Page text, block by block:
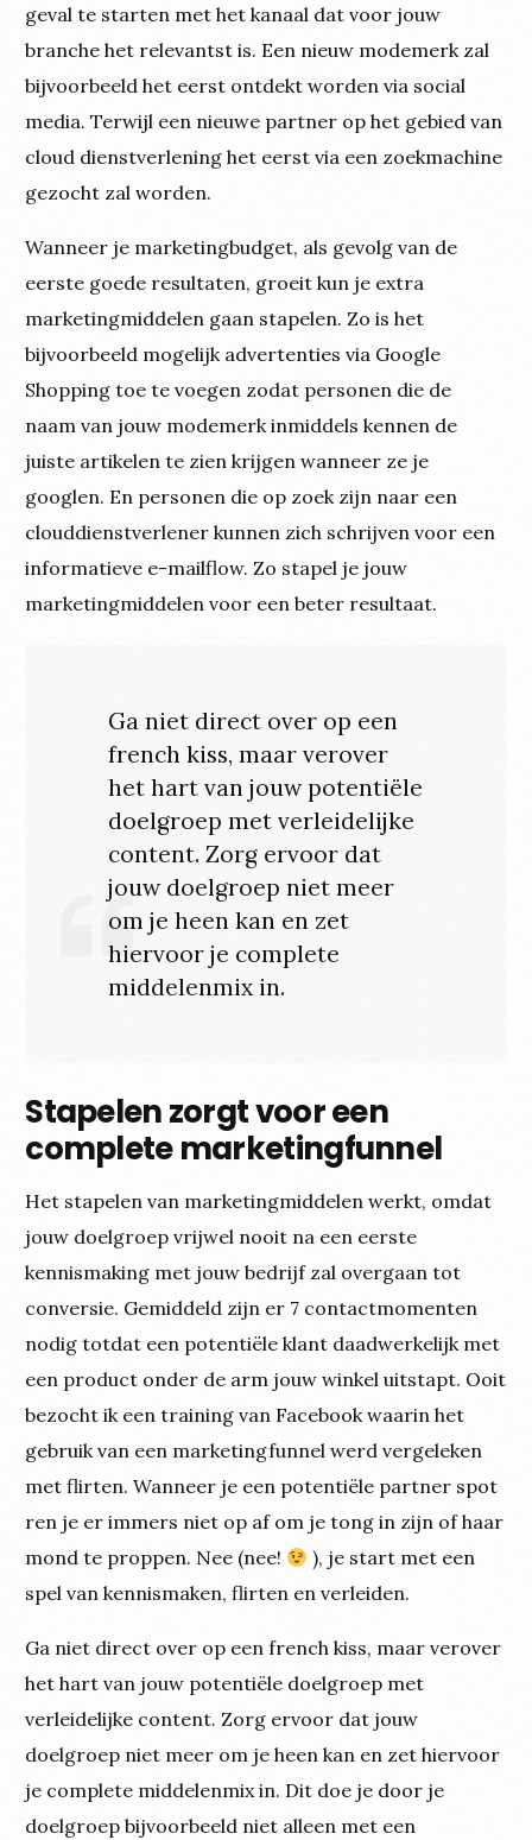
geval te starten met het kanaal dat voor jouw
branche het relevantst is. Een nieuw modemerk zal
bijvoorbeeld het eerst ontdekt worden via social
media. Terwijl een nieuwe partner op het gebied van
cloud dienstverlening het eerst via een zoekmachine
gezocht zal worden.
Wanneer je marketingbudget, als gevolg van de
eerste goede resultaten, groeit kun je extra
marketingmiddelen gaan stapelen. Zo is het
bijvoorbeeld mogelijk advertenties via Google
Shopping toe te voegen zodat personen die de
naam van jouw modemerk inmiddels kennen de
juiste artikelen te zien krijgen wanneer ze je
googlen. En personen die op zoek zijn naar een
clouddienstverlener kunnen zich schrijven voor een
informatieve e-mailflow. Zo stapel je jouw
marketingmiddelen voor een beter resultaat.
Ga niet direct over op een
french kiss, maar verover
het hart van jouw potentiële
doelgroep met verleidelijke
content. Zorg ervoor dat
jouw doelgroep niet meer
om je heen kan en zet
hiervoor je complete
middelenmix in.
Stapelen zorgt voor een
complete marketingfunnel
Het stapelen van marketingmiddelen werkt, omdat
jouw doelgroep vrijwel nooit na een eerste
kennismaking met jouw bedrijf zal overgaan tot
conversie. Gemiddeld zijn er 7 contactmomenten
nodig totdat een potentiële klant daadwerkelijk met
een product onder de arm jouw winkel uitstapt. Ooit
bezocht ik een training van Facebook waarin het
gebruik van een marketingfunnel werd vergeleken
met flirten. Wanneer je een potentiële partner spot
ren je er immers niet op af om je tong in zijn of haar
mond te proppen. Nee (nee!
), je start met een
spel van kennismaken, flirten en verleiden.
Ga niet direct over op een french kiss, maar verover
het hart van jouw potentiële doelgroep met
verleidelijke content. Zorg ervoor dat jouw
doelgroep niet meer om je heen kan en zet hiervoor
je complete middelenmix in. Dit doe je door je
doelgroep bijvoorbeeld niet alleen met een